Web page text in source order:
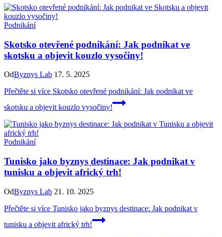
Podnikání
Skotsko otevřené podnikání: Jak podnikat ve
skotsku a objevit kouzlo vysočiny!
OdByznys Lab 17. 5. 2025
Přečtěte si více Skotsko otevřené podnikání: Jak podnikat ve
skotsku a objevit kouzlo vysočiny!
Podnikání
Tunisko jako byznys destinace: Jak podnikat v
tunisku a objevit africký trh!
OdByznys Lab 21. 10. 2025
Přečtěte si více Tunisko jako byznys destinace: Jak podnikat v
tunisku a objevit africký trh!